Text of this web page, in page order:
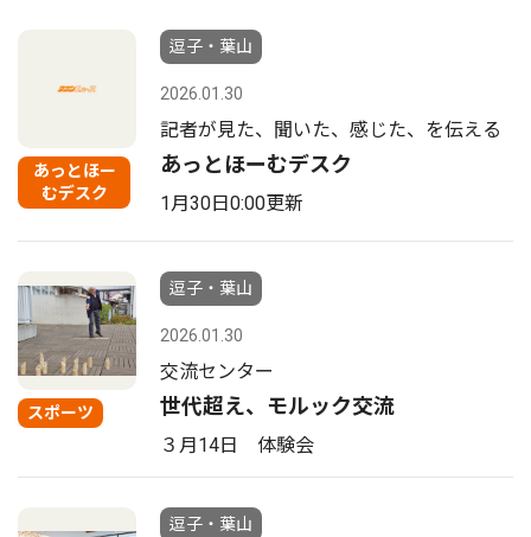
あっとほー
むデスク
逗子・葉山
2026.01.30
記者が見た、聞いた、感じた、を伝える
あっとほーむデスク
1月30日0:00更新
スポーツ
逗子・葉山
2026.01.30
交流センター
世代超え、モルック交流
３月14日 体験会
逗子・葉山